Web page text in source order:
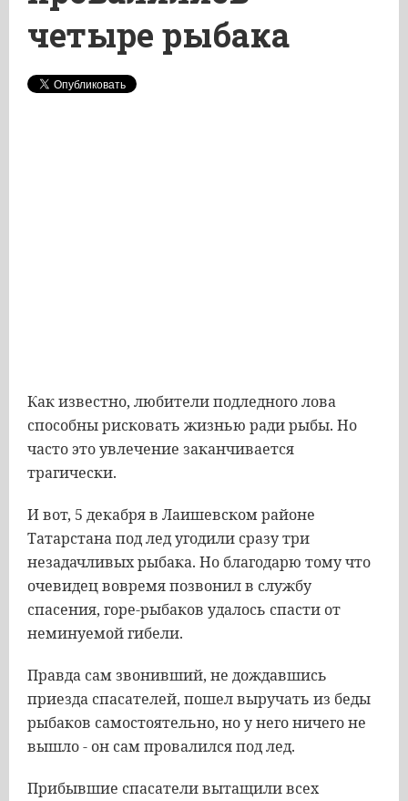
четыре рыбака
Как известно, любители подледного лова
способны рисковать жизнью ради рыбы. Но
часто это увлечение заканчивается
трагически.
И вот, 5 декабря в Лаишевском районе
Татарстана под лед угодили сразу три
незадачливых рыбака. Но благодарю тому что
очевидец вовремя позвонил в службу
спасения, горе-рыбаков удалось спасти от
неминуемой гибели.
Правда сам звонивший, не дождавшись
приезда спасателей, пошел выручать из беды
рыбаков самостоятельно, но у него ничего не
вышло - он сам провалился под лед.
Прибывшие спасатели вытащили всех